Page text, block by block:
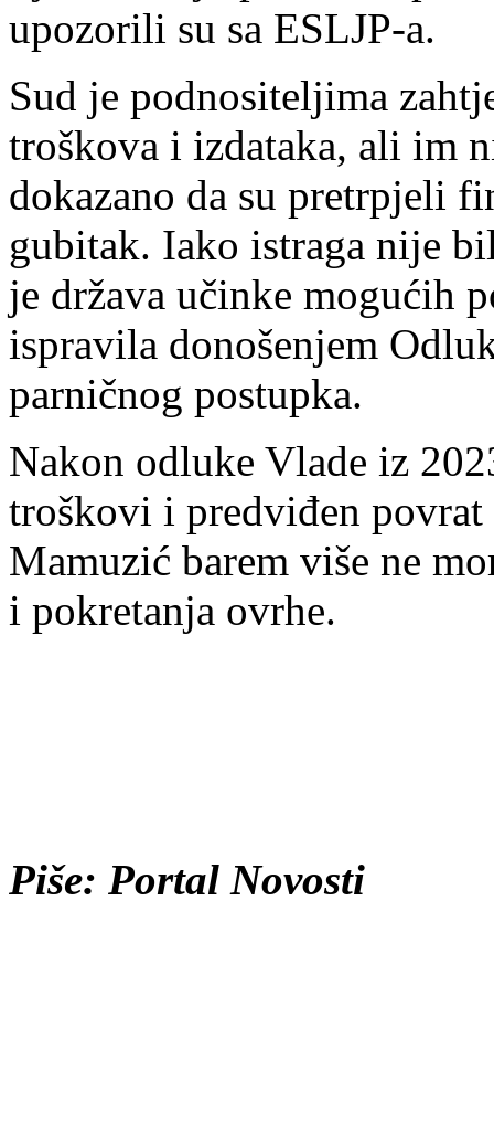
upozorili su sa ESLJP-a.
Sud je podnositeljima
troškova i izdataka, ali im
dokazano da su pretrpjeli
gubitak. Iako istraga nije
je država učinke mogućih
ispravila donošenjem
parničnog postupka.
Nakon odluke Vlade iz
troškovi i predviđen
Mamuzić barem više ne
i pokretanja ovrhe.
Piše: Portal Novosti